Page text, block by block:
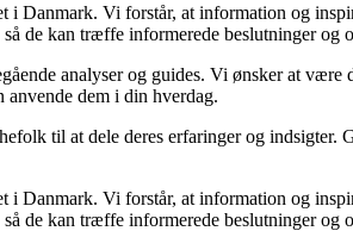
Danmark. Vi forstår, at information og
de kan træffe informerede beslutninger og
analyser og guides. Vi ønsker at
anvende dem i din hverdag.
til at dele deres erfaringer og
Danmark. Vi forstår, at information og
de kan træffe informerede beslutninger og